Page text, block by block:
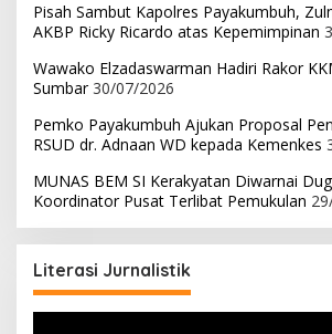
Pisah Sambut Kapolres Payakumbuh,
AKBP Ricky Ricardo atas Kepemimpinan
Wawako Elzadaswarman Hadiri Rakor
Sumbar 30/07/2026
Pemko Payakumbuh Ajukan Proposal
RSUD dr. Adnaan WD kepada Kemenkes
MUNAS BEM SI Kerakyatan Diwarnai
Koordinator Pusat Terlibat Pemukulan
Literasi Jurnalistik